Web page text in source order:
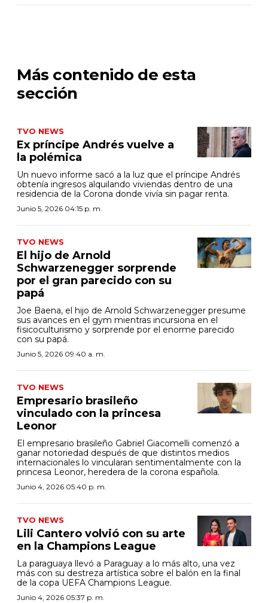
Más contenido de esta
sección
TVO NEWS
Ex príncipe Andrés vuelve a
la polémica
Un nuevo informe sacó a la luz que el príncipe Andrés
obtenía ingresos alquilando viviendas dentro de una
residencia de la Corona donde vivía sin pagar renta.
Junio 5, 2026 04:15 p. m.
TVO NEWS
El hijo de Arnold
Schwarzenegger sorprende
por el gran parecido con su
papá
Joe Baena, el hijo de Arnold Schwarzenegger presume
sus avances en el gym mientras incursiona en el
fisicoculturismo y sorprende por el enorme parecido
con su papá.
Junio 5, 2026 09:40 a. m.
TVO NEWS
Empresario brasileño
vinculado con la princesa
Leonor
El empresario brasileño Gabriel Giacomelli comenzó a
ganar notoriedad después de que distintos medios
internacionales lo vincularan sentimentalmente con la
princesa Leonor, heredera de la corona española.
Junio 4, 2026 05:40 p. m.
TVO NEWS
Lili Cantero volvió con su arte
en la Champions League
La paraguaya llevó a Paraguay a lo más alto, una vez
más con su destreza artística sobre el balón en la final
de la copa UEFA Champions League.
Junio 4, 2026 05:37 p. m.